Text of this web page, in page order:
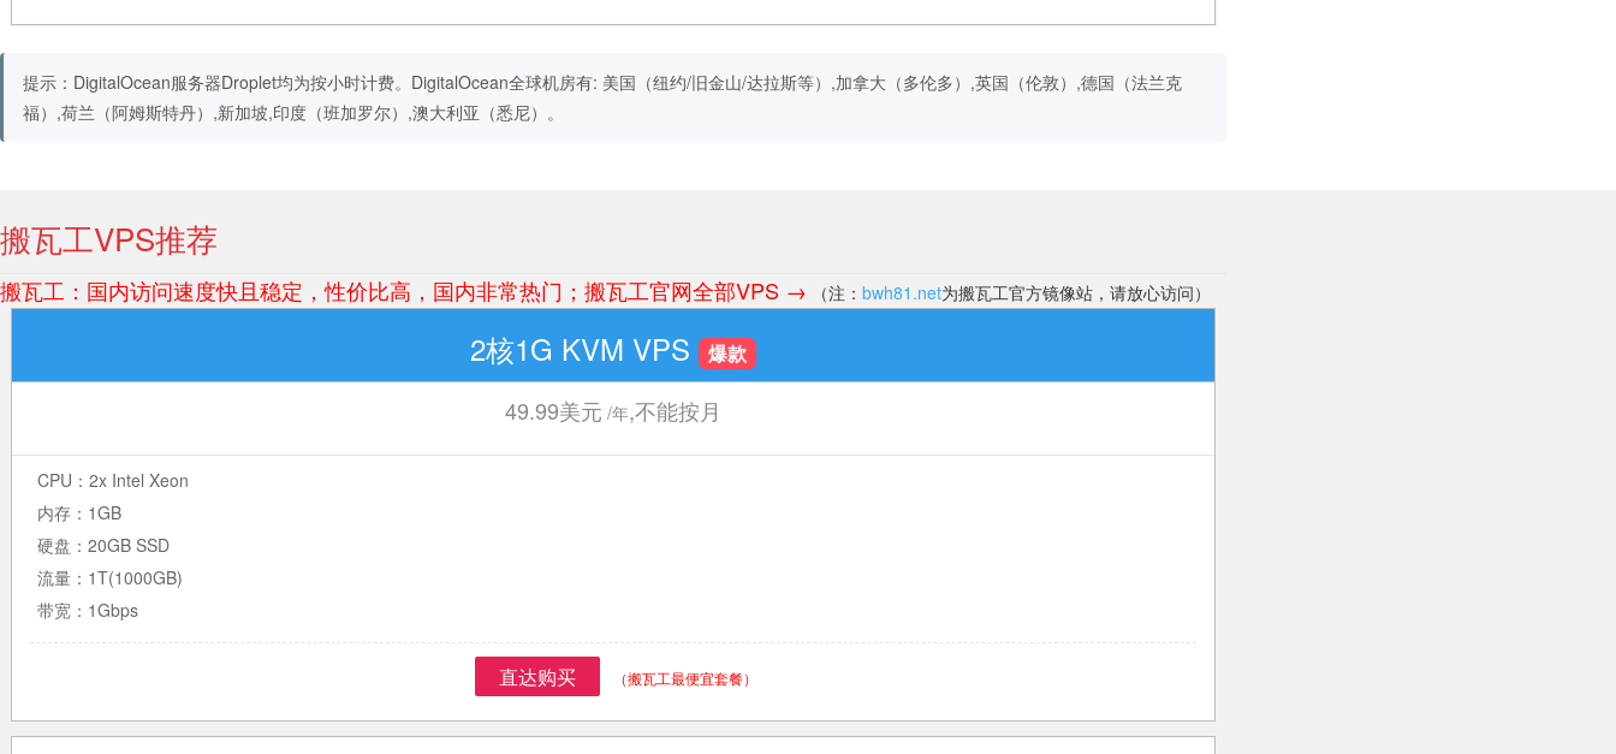
提示：DigitalOcean服务器Droplet均为按小时计费。DigitalOcean全球机房有: 美国（纽约/旧金山/达拉斯等）,加拿大（多伦多）,英国（伦敦）,德国（法兰克
福）,荷兰（阿姆斯特丹）,新加坡,印度（班加罗尔）,澳大利亚（悉尼）。
搬瓦工VPS推荐
搬瓦工：国内访问速度快且稳定，性价比高，国内非常热门；搬瓦工官网全部VPS → （注： bwh81.net为搬瓦工官方镜像站，请放心访问）
2核1G KVM VPS 爆款
49.99美元 /年,不能按月
CPU：2x Intel Xeon
内存：1GB
硬盘：20GB SSD
流量：1T(1000GB)
带宽：1Gbps
直达购买 （搬瓦工最便宜套餐）